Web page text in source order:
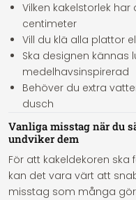
Vilken kakelstorlek har
centimeter
Vill du klä alla plattor
Ska designen kännas
medelhavsinspirerad
Behöver du extra
dusch
Vanliga misstag när du
undviker dem
För att kakeldekoren
kan det vara värt att
misstag som många